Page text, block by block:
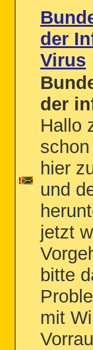
der
Virus
der
Hallo
hier
und
jetzt
bitte
mit